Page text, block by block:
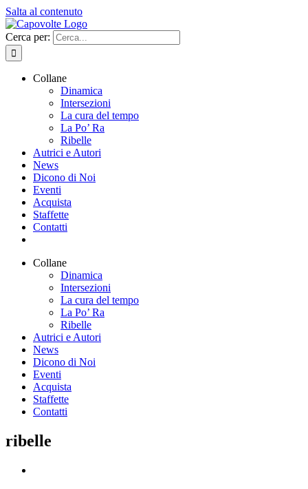
Salta al contenuto
Cerca per:
Collane
Dinamica
Intersezioni
La cura del tempo
La Po’ Ra
Ribelle
Autrici e Autori
News
Dicono di Noi
Eventi
Acquista
Staffette
Contatti
Collane
Dinamica
Intersezioni
La cura del tempo
La Po’ Ra
Ribelle
Autrici e Autori
News
Dicono di Noi
Eventi
Acquista
Staffette
Contatti
ribelle